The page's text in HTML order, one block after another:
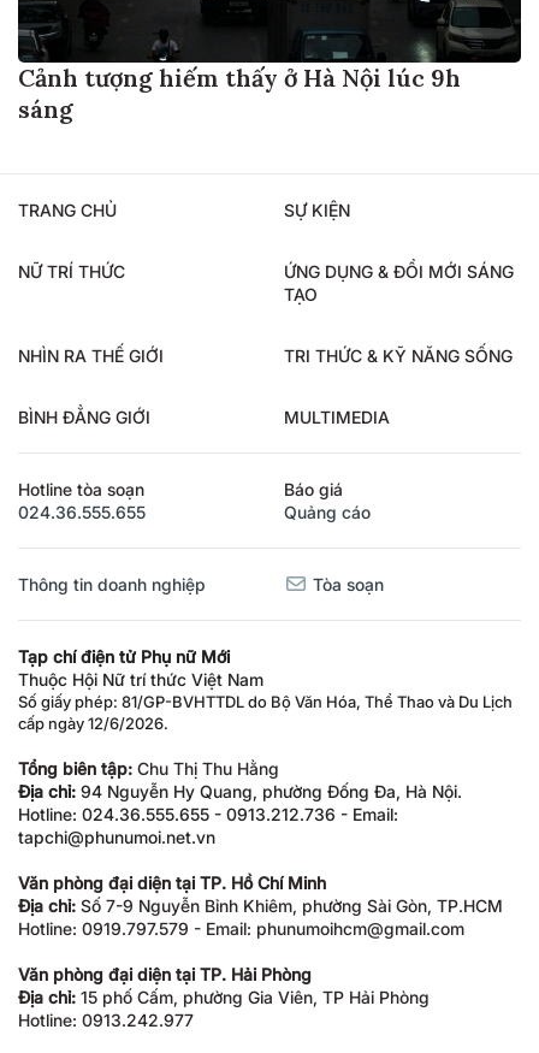
Cảnh tượng hiếm thấy ở Hà Nội lúc 9h
sáng
TRANG CHỦ SỰ KIỆN
NỮ TRÍ THỨC
ỨNG DỤNG & ĐỔI MỚI SÁNG
TẠO
NHÌN RA THẾ GIỚI TRI THỨC & KỸ NĂNG SỐNG
BÌNH ĐẲNG GIỚI MULTIMEDIA
Hotline tòa soạn
024.36.555.655
Báo giá
Quảng cáo
Thông tin doanh nghiệp Tòa soạn
Tạp chí điện tử Phụ nữ Mới
Thuộc Hội Nữ trí thức Việt Nam
Số giấy phép: 81/GP-BVHTTDL do Bộ Văn Hóa, Thể Thao và Du Lịch
cấp ngày 12/6/2026.
Tổng biên tập: Chu Thị Thu Hằng
Địa chỉ: 94 Nguyễn Hy Quang, phường Đống Đa, Hà Nội.
Hotline: 024.36.555.655 - 0913.212.736 - Email:
tapchi@phunumoi.net.vn
Văn phòng đại diện tại TP. Hồ Chí Minh
Địa chỉ: Số 7-9 Nguyễn Bỉnh Khiêm, phường Sài Gòn, TP.HCM
Hotline: 0919.797.579 - Email: phunumoihcm@gmail.com
Văn phòng đại diện tại TP. Hải Phòng
Địa chỉ: 15 phố Cấm, phường Gia Viên, TP Hải Phòng
Hotline: 0913.242.977